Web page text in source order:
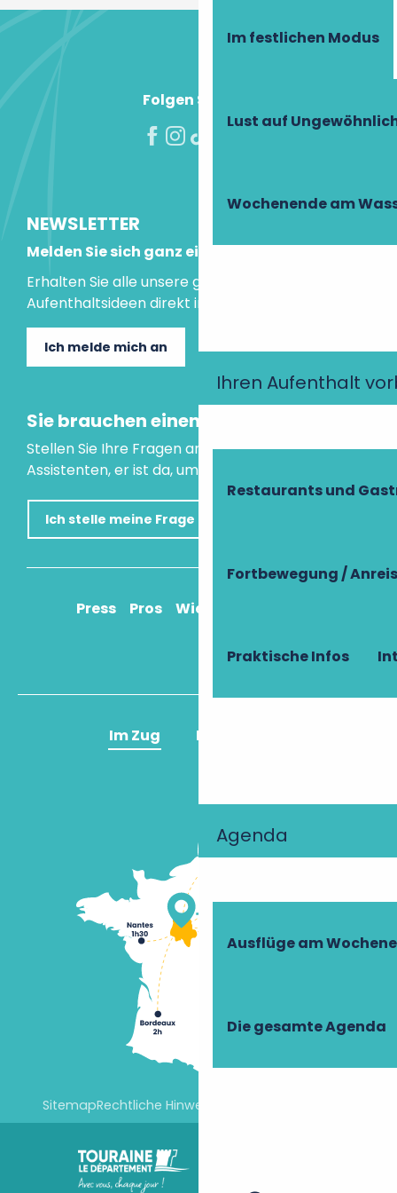
Im festlichen Modus
Lust auf
Wochenende am
Ihren Aufenthalt
Restaurants und
Fortbewegung /
Praktische Infos
Agenda
Ausflüge am
Die gesamte Agenda
Folgen Sie uns!
NEWSLETTER
Melden Sie sich ganz einfach an!
Erhalten Sie alle unsere guten Tipps und
Aufenthaltsideen direkt in Ihre Mailbox.
Ich melde mich an
Sie brauchen einen Rat?
Stellen Sie Ihre Fragen an unseren virtuellen
Assistenten, er ist da, um Ihnen zu helfen.
Ich stelle meine Frage
Press Pros Wie komme ich an?
Im Zug Im Flugzeug
SitemapRechtliche Hinweise